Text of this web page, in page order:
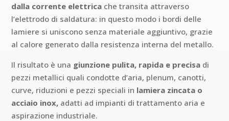
dalla corrente elettrica che transita attraverso
l’elettrodo di saldatura: in questo modo i bordi delle
lamiere si uniscono senza materiale aggiuntivo, grazie
al calore generato dalla resistenza interna del metallo.
Il risultato è una giunzione pulita, rapida e precisa di
pezzi metallici quali condotte d’aria, plenum, canotti,
curve, riduzioni e pezzi speciali in lamiera zincata o
acciaio inox, adatti ad impianti di trattamento aria e
aspirazione industriale.